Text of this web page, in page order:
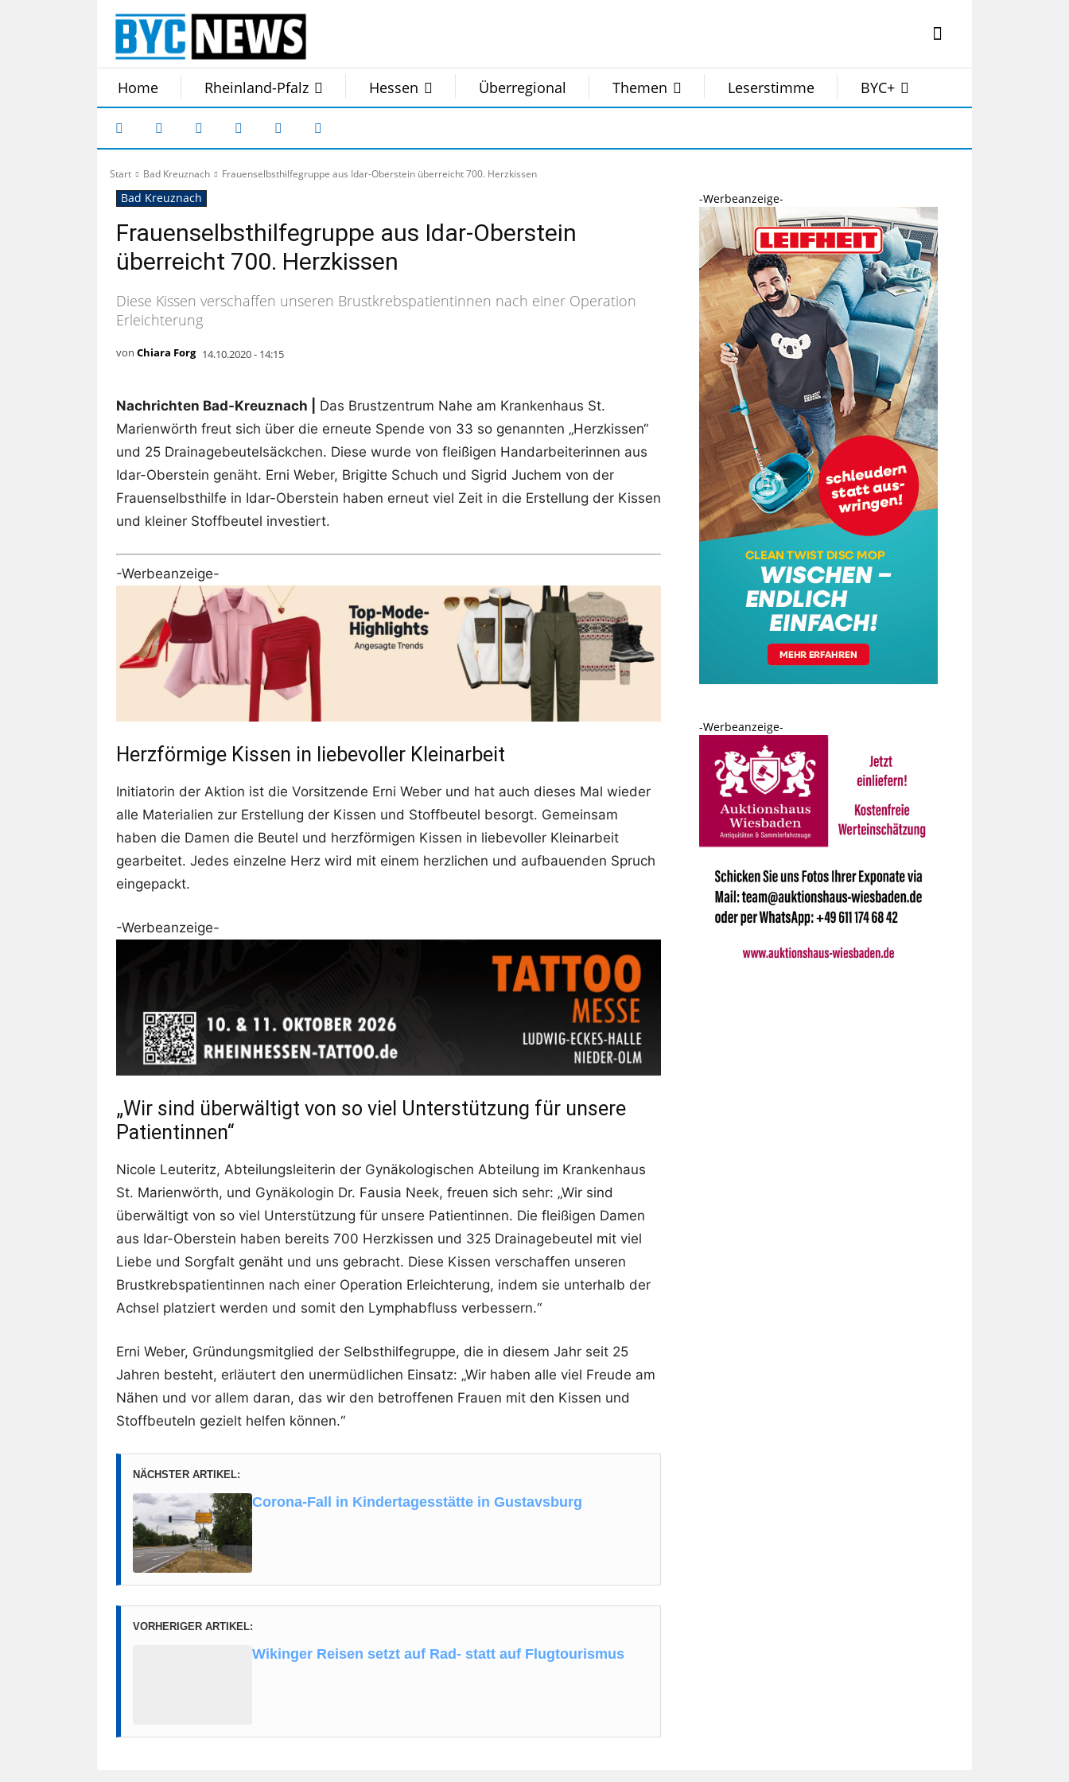
Home Rheinland-Pfalz Hessen Überregional Themen Leserstimme BYC+
Start Bad Kreuznach Frauenselbsthilfegruppe aus Idar-Oberstein überreicht 700. Herzkissen
Bad Kreuznach
Frauenselbsthilfegruppe aus Idar-Oberstein
überreicht 700. Herzkissen
Diese Kissen verschaffen unseren Brustkrebspatientinnen nach einer Operation
Erleichterung
von Chiara Forg 14.10.2020 - 14:15
Nachrichten Bad-Kreuznach |
Das Brustzentrum Nahe am Krankenhaus St.
Marienwörth freut sich über die erneute Spende von 33 so genannten „Herzkissen“
und 25 Drainagebeutelsäckchen. Diese wurde von fleißigen Handarbeiterinnen aus
Idar-Oberstein genäht. Erni Weber, Brigitte Schuch und Sigrid Juchem von der
Frauenselbsthilfe in Idar-Oberstein haben erneut viel Zeit in die Erstellung der Kissen
und kleiner Stoffbeutel investiert.
-Werbeanzeige-
Herzförmige Kissen in liebevoller Kleinarbeit
Initiatorin der Aktion ist die Vorsitzende Erni Weber und hat auch dieses Mal wieder
alle Materialien zur Erstellung der Kissen und Stoffbeutel besorgt. Gemeinsam
haben die Damen die Beutel und herzförmigen Kissen in liebevoller Kleinarbeit
gearbeitet. Jedes einzelne Herz wird mit einem herzlichen und aufbauenden Spruch
eingepackt.
-Werbeanzeige-
„Wir sind überwältigt von so viel Unterstützung für unsere
Patientinnen“
Nicole Leuteritz, Abteilungsleiterin der Gynäkologischen Abteilung im Krankenhaus
St. Marienwörth, und Gynäkologin Dr. Fausia Neek, freuen sich sehr: „Wir sind
überwältigt von so viel Unterstützung für unsere Patientinnen. Die fleißigen Damen
aus Idar-Oberstein haben bereits 700 Herzkissen und 325 Drainagebeutel mit viel
Liebe und Sorgfalt genäht und uns gebracht. Diese Kissen verschaffen unseren
Brustkrebspatientinnen nach einer Operation Erleichterung, indem sie unterhalb der
Achsel platziert werden und somit den Lymphabfluss verbessern.“
Erni Weber, Gründungsmitglied der Selbsthilfegruppe, die in diesem Jahr seit 25
Jahren besteht, erläutert den unermüdlichen Einsatz: „Wir haben alle viel Freude am
Nähen und vor allem daran, das wir den betroffenen Frauen mit den Kissen und
Stoffbeuteln gezielt helfen können.“
NÄCHSTER ARTIKEL:
Corona-Fall in Kindertagesstätte in Gustavsburg
VORHERIGER ARTIKEL:
Wikinger Reisen setzt auf Rad- statt auf Flugtourismus
-Werbeanzeige-
-Werbeanzeige-